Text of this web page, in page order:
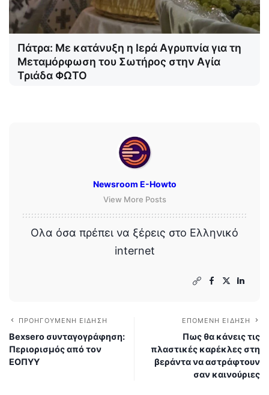
Πάτρα: Με κατάνυξη η Ιερά Αγρυπνία για τη
Μεταμόρφωση του Σωτήρος στην Αγία
Τριάδα ΦΩΤΟ
Newsroom E-Howto
View More Posts
Ολα όσα πρέπει να ξέρεις στο Ελληνικό
internet
ΠΡΟΗΓΟΎΜΕΝΗ ΕΊΔΗΣΗ
Bexsero συνταγογράφηση:
Περιορισμός από τον
ΕΟΠΥΥ
ΕΠΌΜΕΝΗ ΕΊΔΗΣΗ
Πως θα κάνεις τις
πλαστικές καρέκλες στη
βεράντα να αστράφτουν
σαν καινούριες